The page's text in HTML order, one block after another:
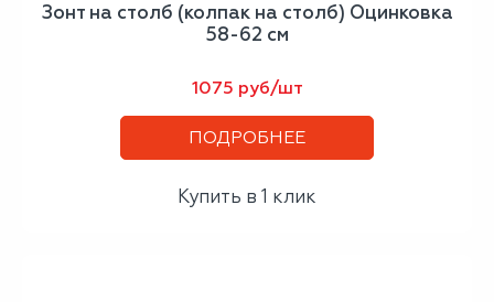
Зонт на столб (колпак на столб) Оцинковка
58-62 см
1075 руб/шт
ПОДРОБНЕЕ
Купить в 1 клик